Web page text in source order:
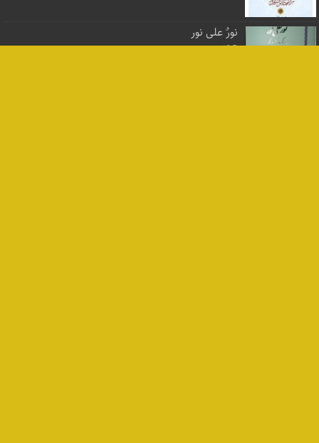
نورٌ علی نور
آبان ۱۲, ۱۳۹۸